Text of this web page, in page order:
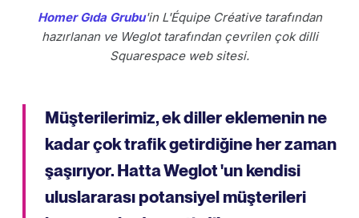
Homer Gıda Grubu'in L'Équipe Créative tarafından
hazırlanan ve Weglot tarafından çevrilen çok dilli
Squarespace web sitesi.
Müşterilerimiz, ek diller eklemenin ne
kadar çok trafik getirdiğine her zaman
şaşırıyor. Hatta Weglot 'un kendisi
uluslararası potansiyel müşterileri